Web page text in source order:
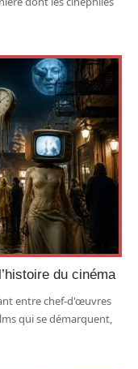
du cinéma
entre chef-d'œuvres
qui se démarquent,